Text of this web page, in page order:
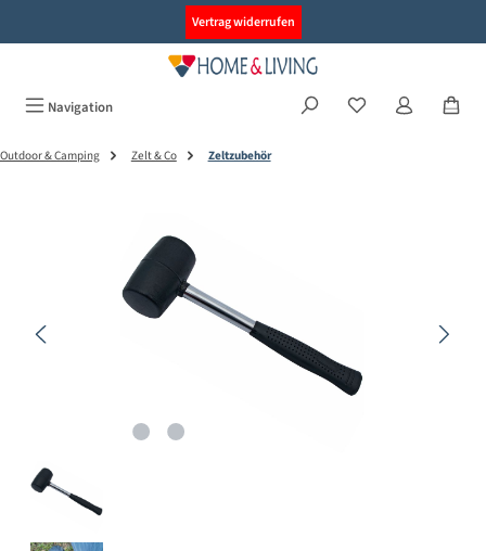
Vertrag widerrufen
Navigation
Outdoor & Camping Zelt & Co Zeltzubehör